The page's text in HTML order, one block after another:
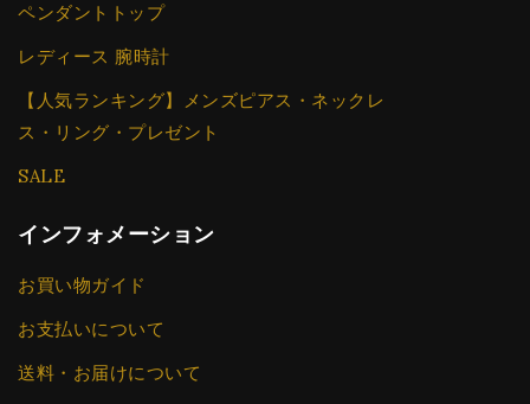
ペンダントトップ
レディース 腕時計
【人気ランキング】メンズピアス・ネックレ
ス・リング・プレゼント
SALE
インフォメーション
お買い物ガイド
お支払いについて
送料・お届けについて